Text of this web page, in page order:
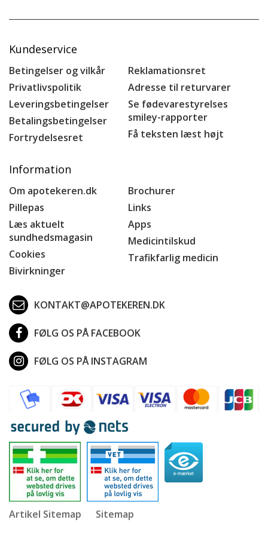
Kundeservice
Betingelser og vilkår
Privatlivspolitik
Leveringsbetingelser
Betalingsbetingelser
Fortrydelsesret
Reklamationsret
Adresse til returvarer
Se fødevarestyrelses
smiley-rapporter
Få teksten læst højt
Information
Om apotekeren.dk
Pillepas
Læs aktuelt
sundhedsmagasin
Cookies
Bivirkninger
Brochurer
Links
Apps
Medicintilskud
Trafikfarlig medicin
KONTAKT@APOTEKEREN.DK
FØLG OS PÅ FACEBOOK
FØLG OS PÅ INSTAGRAM
Artikel Sitemap Sitemap